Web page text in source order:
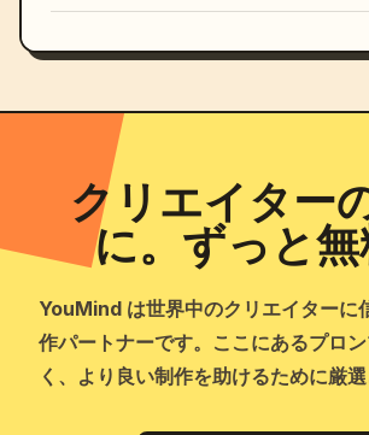
クリエイター
に。ずっと無
YouMind は世界中のクリエイターに
作パートナーです。ここにあるプロ
く、より良い制作を助けるために厳選